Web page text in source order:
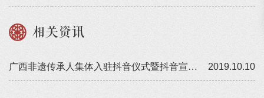
相关资讯
2019.10.10
广西非遗传承人集体入驻抖音仪式暨抖音宣传培训班在南宁举办